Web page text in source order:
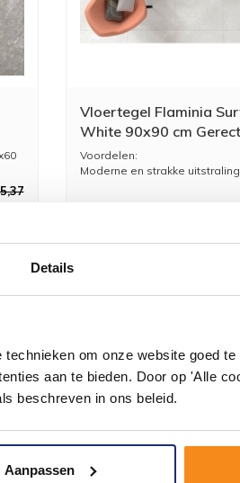
Details
om onze website goed
aan te bieden. Door op 'Alle
beschreven in ons beleid.
Aanpassen
Vloertegel Flaminia
White 90x90 cm
(Prijs Per M2)
Voordelen:
Moderne en strakke uitstraling